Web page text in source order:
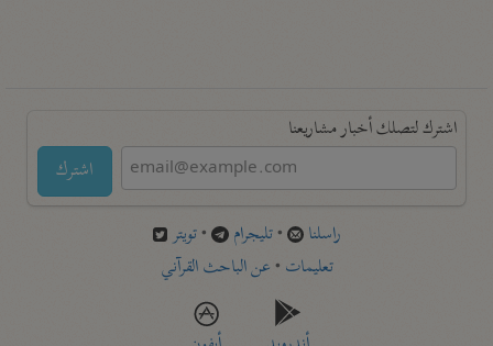
اشترك لتصلك أخبار مشاريعنا
اشترك
راسلنا •تليجرام •تويتر
تعليمات •عن الباحث القرآني